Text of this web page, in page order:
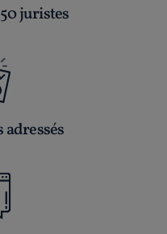
juristes
adressés